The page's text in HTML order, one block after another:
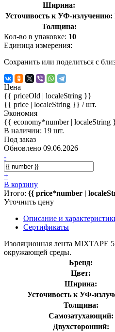
Ширина:
Усточивость к УФ-излучению:
Толщина:
Кол-во в упаковке: 10
Единица измерения:
Сохранить или поделиться с
Цена
{{ priceOld | localeString }}
{{ price | localeString }} / шт.
Экономия
{{ economy*number | localeString
В наличии: 19 шт.
Под заказ
Обновлено 09.06.2026
-
+
В корзину
Итого: {{ price*number |
Уточнить цену
Описание и
Сертификаты
Изоляционная лента MIXTAPE
окружающей среды.
Бренд:
Цвет:
Ширина:
Усточивость к УФ-
Толщина:
Самозатухающий:
Двухсторонний: